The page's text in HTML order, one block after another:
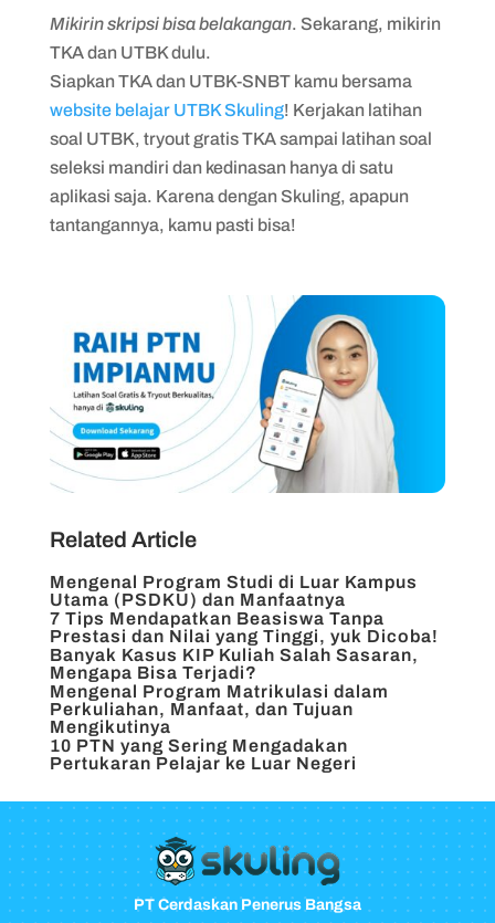
Mikirin skripsi bisa belakangan. Sekarang, mikirin
TKA dan UTBK dulu.
Siapkan TKA dan UTBK-SNBT kamu bersama
website belajar UTBK Skuling! Kerjakan latihan
soal UTBK, tryout gratis TKA sampai latihan soal
seleksi mandiri dan kedinasan hanya di satu
aplikasi saja. Karena dengan Skuling, apapun
tantangannya, kamu pasti bisa!
Related Article
Mengenal Program Studi di Luar Kampus
Utama (PSDKU) dan Manfaatnya
7 Tips Mendapatkan Beasiswa Tanpa
Prestasi dan Nilai yang Tinggi, yuk Dicoba!
Banyak Kasus KIP Kuliah Salah Sasaran,
Mengapa Bisa Terjadi?
Mengenal Program Matrikulasi dalam
Perkuliahan, Manfaat, dan Tujuan
Mengikutinya
10 PTN yang Sering Mengadakan
Pertukaran Pelajar ke Luar Negeri
PT Cerdaskan Penerus Bangsa